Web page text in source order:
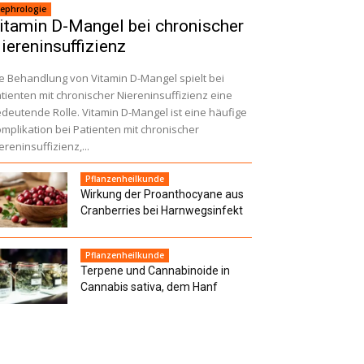
D-Mangel bei chronischer
Behandlung von Vitamin D-Mangel spielt bei
mit chronischer Niereninsuffizienz eine
Rolle. Vitamin D-Mangel ist eine häufige
bei Patienten mit chronischer
Pflanzenheilkunde
Wirkung der Proanthocyane aus
Cranberries bei Harnwegsinfekt
Pflanzenheilkunde
Terpene und Cannabinoide in
Cannabis sativa, dem Hanf